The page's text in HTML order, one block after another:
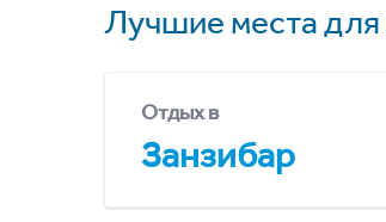
Лучшие места
Отдых в
Занзибар